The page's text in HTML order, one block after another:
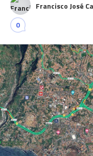
Francisco José
0